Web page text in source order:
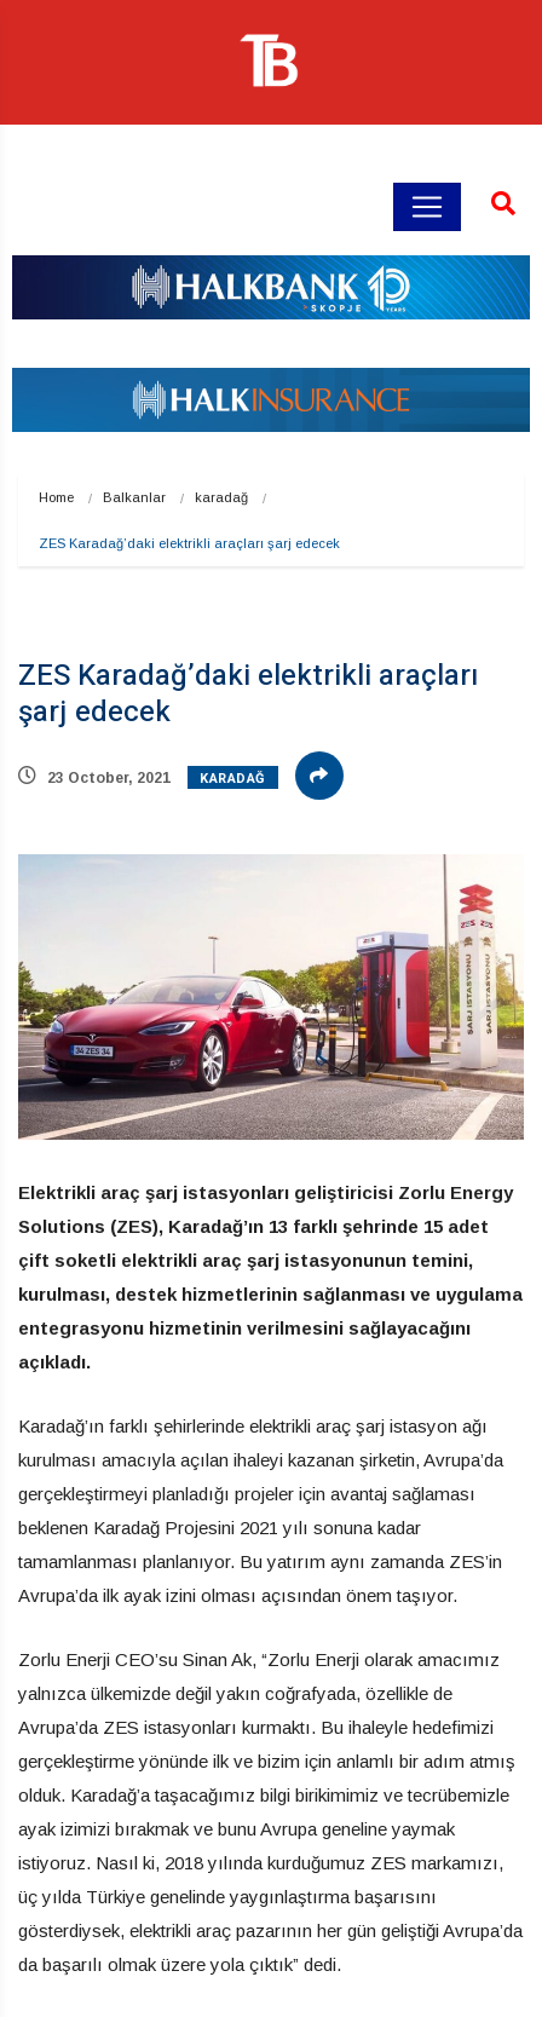
Home Balkanlar karadağ
ZES Karadağ’daki elektrikli araçları şarj edecek
ZES Karadağ’daki elektrikli araçları
şarj edecek
23 October, 2021 KARADAĞ
Elektrikli araç şarj istasyonları geliştiricisi Zorlu Energy
Solutions (ZES), Karadağ’ın 13 farklı şehrinde 15 adet
çift soketli elektrikli araç şarj istasyonunun temini,
kurulması, destek hizmetlerinin sağlanması ve uygulama
entegrasyonu hizmetinin verilmesini sağlayacağını
açıkladı.
Karadağ’ın farklı şehirlerinde elektrikli araç şarj istasyon ağı
kurulması amacıyla açılan ihaleyi kazanan şirketin, Avrupa’da
gerçekleştirmeyi planladığı projeler için avantaj sağlaması
beklenen Karadağ Projesini 2021 yılı sonuna kadar
tamamlanması planlanıyor. Bu yatırım aynı zamanda ZES’in
Avrupa’da ilk ayak izini olması açısından önem taşıyor.
Zorlu Enerji CEO’su Sinan Ak, “Zorlu Enerji olarak amacımız
yalnızca ülkemizde değil yakın coğrafyada, özellikle de
Avrupa’da ZES istasyonları kurmaktı. Bu ihaleyle hedefimizi
gerçekleştirme yönünde ilk ve bizim için anlamlı bir adım atmış
olduk. Karadağ’a taşacağımız bilgi birikimimiz ve tecrübemizle
ayak izimizi bırakmak ve bunu Avrupa geneline yaymak
istiyoruz. Nasıl ki, 2018 yılında kurduğumuz ZES markamızı,
üç yılda Türkiye genelinde yaygınlaştırma başarısını
gösterdiysek, elektrikli araç pazarının her gün geliştiği Avrupa’da
da başarılı olmak üzere yola çıktık” dedi.